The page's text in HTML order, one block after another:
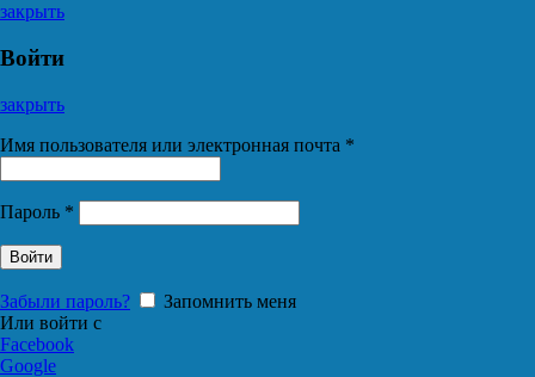
закрыть
Войти
закрыть
Имя пользователя или электронная почта *
Пароль *
Войти
Забыли пароль?
Запомнить меня
Или войти с
Facebook
Google